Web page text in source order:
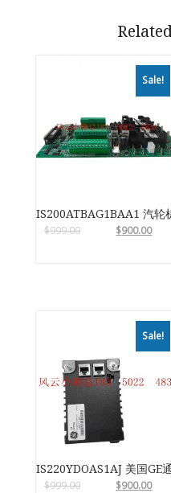
Sale!
IS200ATBAG1BAA1 汽轮
$999.00 $900.00
Sale!
IS220YDOAS1AJ 美国GE
$999.00 $900.00